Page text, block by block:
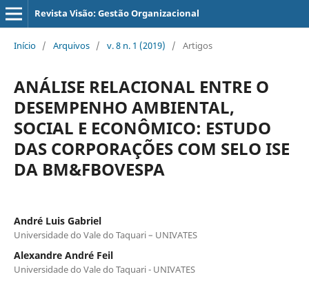
Revista Visão: Gestão Organizacional
Início / Arquivos / v. 8 n. 1 (2019) / Artigos
ANÁLISE RELACIONAL ENTRE O
DESEMPENHO AMBIENTAL,
SOCIAL E ECONÔMICO: ESTUDO
DAS CORPORAÇÕES COM SELO ISE
DA BM&FBOVESPA
André Luis Gabriel
Universidade do Vale do Taquari – UNIVATES
Alexandre André Feil
Universidade do Vale do Taquari - UNIVATES